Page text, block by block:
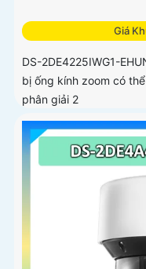
Giá
DS-2DE4225IWG1-
bị ống kính zoom có
phân giải 2